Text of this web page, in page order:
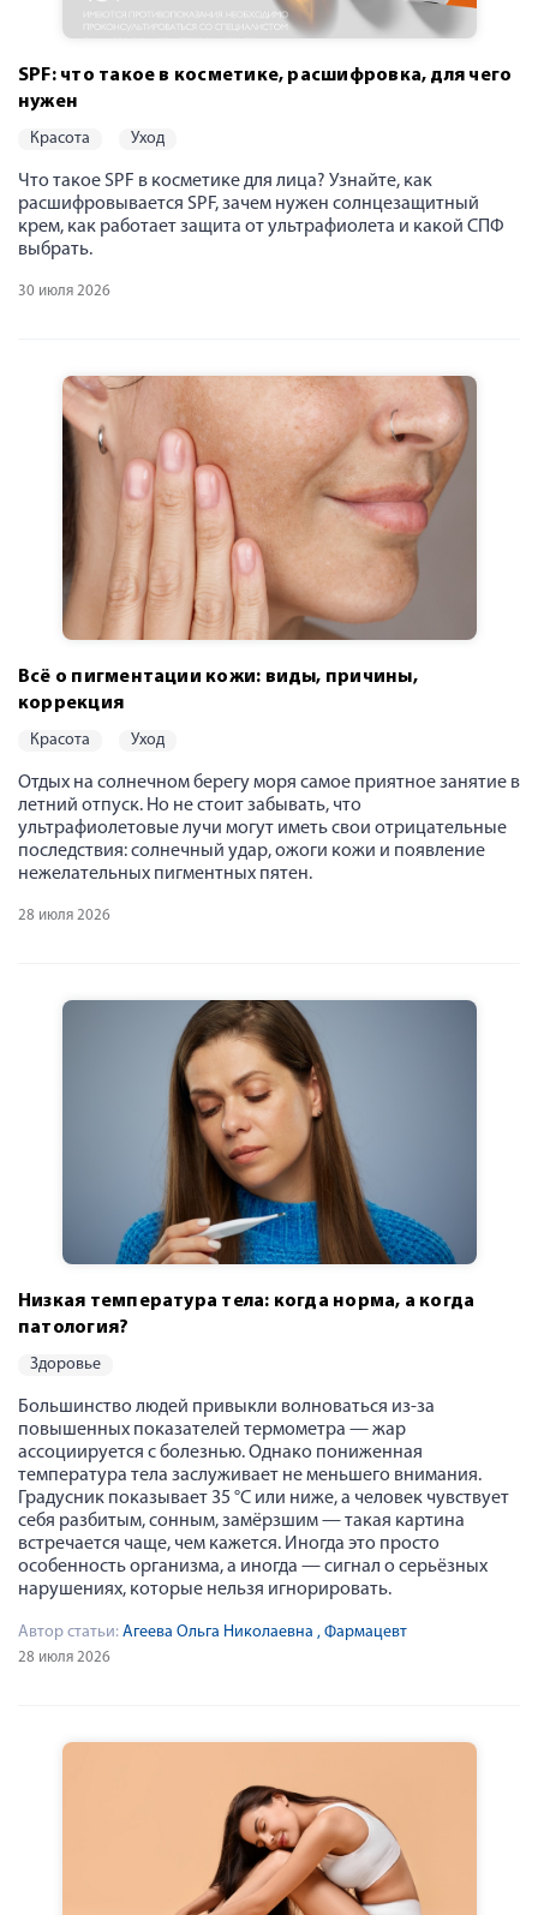
SPF: что такое в косметике, расшифровка, для чего
нужен
красота уход
Что такое SPF в косметике для лица? Узнайте, как
расшифровывается SPF, зачем нужен солнцезащитный
крем, как работает защита от ультрафиолета и какой СПФ
выбрать.
30 июля 2026
Всё о пигментации кожи: виды, причины,
коррекция
красота уход
Отдых на солнечном берегу моря самое приятное занятие в
летний отпуск. Но не стоит забывать, что
ультрафиолетовые лучи могут иметь свои отрицательные
последствия: солнечный удар, ожоги кожи и появление
нежелательных пигментных пятен.
28 июля 2026
Низкая температура тела: когда норма, а когда
патология?
здоровье
Большинство людей привыкли волноваться из-за
повышенных показателей термометра — жар
ассоциируется с болезнью. Однако пониженная
температура тела заслуживает не меньшего внимания.
Градусник показывает 35 °C или ниже, а человек чувствует
себя разбитым, сонным, замёрзшим — такая картина
встречается чаще, чем кажется. Иногда это просто
особенность организма, а иногда — сигнал о серьёзных
нарушениях, которые нельзя игнорировать.
Автор статьи: Агеева Ольга Николаевна , Фармацевт
28 июля 2026